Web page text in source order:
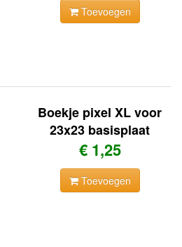
Toevoegen
Boekje pixel XL voor
23x23 basisplaat
€ 1,25
Toevoegen